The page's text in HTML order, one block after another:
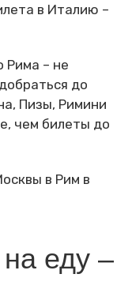
в Италию –
Рима – не
до
Пизы, Римини
чем билеты до
в Рим в
еду –